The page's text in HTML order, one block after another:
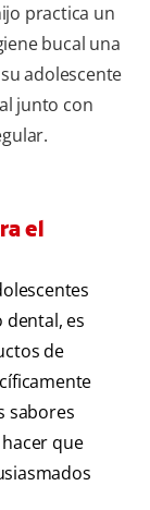
practica un
bucal una
adolescente
junto con
el
dental, es
de
sabores
que